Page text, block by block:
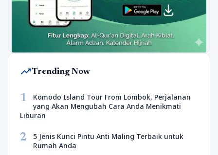
trending_upTrending Now
1
Komodo Island Tour From Lombok, Perjalanan
yang Akan Mengubah Cara Anda Menikmati
Liburan
2
5 Jenis Kunci Pintu Anti Maling Terbaik untuk
Rumah Anda